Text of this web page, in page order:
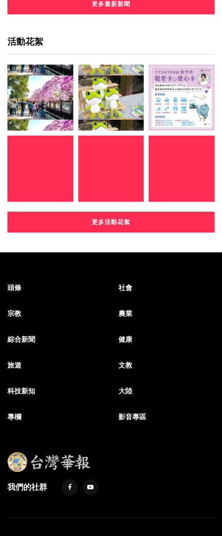
更多最新新聞
活動花絮
更多活動花絮
頭條 社會
宗教 農業
綜合新聞 健康
旅遊 文教
科技新知 大陸
專欄 影音專區
我們的社群